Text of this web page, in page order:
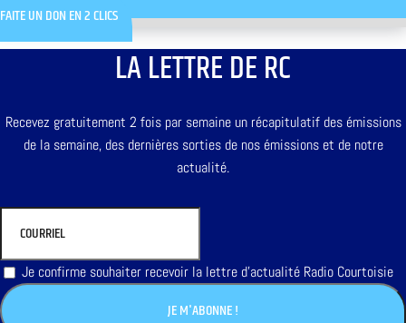
FAITE UN DON EN 2 CLICS
LA LETTRE DE RC
Recevez gratuitement 2 fois par semaine un récapitulatif des émissions
de la semaine, des dernières sorties de nos émissions et de notre
actualité.
Je confirme souhaiter recevoir la lettre d'actualité Radio Courtoisie